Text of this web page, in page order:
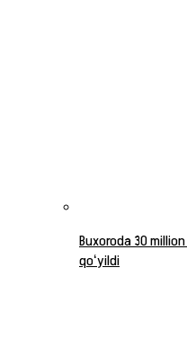
Buxoroda 30
qoʻyildi